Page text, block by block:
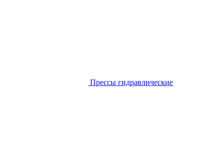
Прессы гидравлические